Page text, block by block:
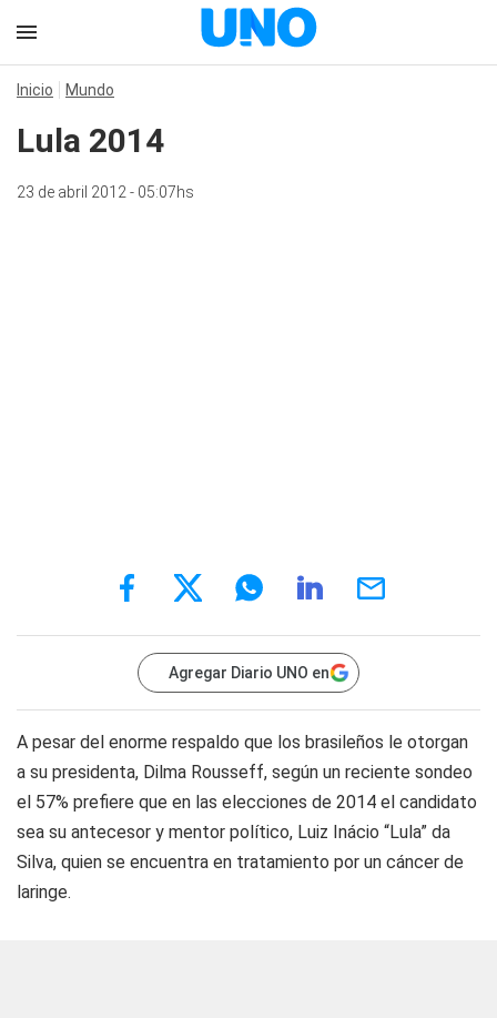
Inicio Mundo
Lula 2014
23 de abril 2012 - 05:07hs
Agregar Diario UNO en
A pesar del enorme respaldo que los brasileños le otorgan
a su presidenta, Dilma Rousseff, según un reciente sondeo
el 57% prefiere que en las elecciones de 2014 el candidato
sea su antecesor y mentor político, Luiz Inácio “Lula” da
Silva, quien se encuentra en tratamiento por un cáncer de
laringe.